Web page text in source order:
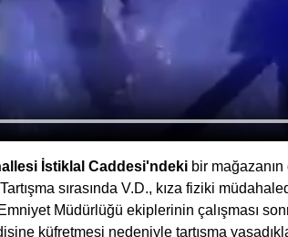
İstiklal Caddesi'ndeki bir
Tartışma sırasında V.D., kıza fiziki
Müdürlüğü ekiplerinin çalışması
küfretmesi nedeniyle tartışma